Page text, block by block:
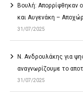
Βουλή: Απορρίφθηκαν
και Αυγενάκη –
31/07/2025
Ν. Ανδρουλάκης για
αναγνωρίζουμε το
31/07/2025